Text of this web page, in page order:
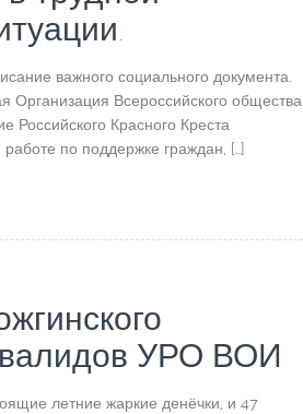
важного социального документа.
Организация Всероссийского общества
Российского Красного Креста
по поддержке граждан, […]
УРО ВОИ
летние жаркие денёчки, и 47